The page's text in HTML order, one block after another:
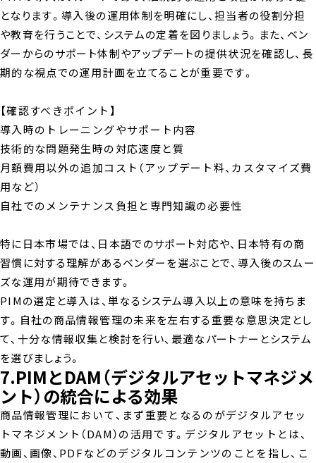
となります。導入後の運用体制を明確にし、担当者の役割分担
や教育を行うことで、システムの定着を図りましょう。また、ベン
ダーからのサポート体制やアップデートの提供状況を確認し、長
期的な視点での運用計画を立てることが重要です。
【確認すべきポイント】
導入時のトレーニングやサポート内容
技術的な問題発生時の対応速度と質
月額費用以外の追加コスト（アップデート料、カスタマイズ費
用など）
自社でのメンテナンス負担と専門知識の必要性
特に日本市場では、日本語でのサポート対応や、日本特有の商
習慣に対する理解があるベンダーを選ぶことで、導入後のスムー
ズな運用が期待できます。
PIMの選定と導入は、単なるシステム導入以上の意味を持ちま
す。自社の商品情報管理の未来を左右する重要な意思決定とし
て、十分な情報収集と検討を行い、最適なパートナーとシステム
を選びましょう。
7.PIMとDAM（デジタルアセットマネジメ
ント）の統合による効果
商品情報管理において、まず重要となるのがデジタルアセッ
トマネジメント（DAM）の活用です。デジタルアセットとは、
動画、画像、PDFなどのデジタルコンテンツのことを指し、こ